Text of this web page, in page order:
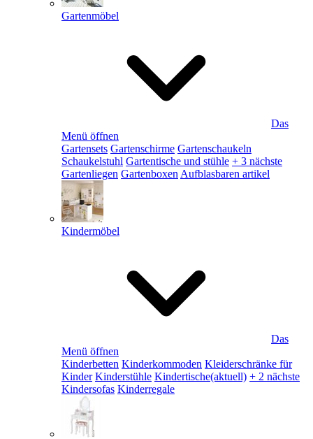
Gartenmöbel
Das
Menü öffnen
Gartensets Gartenschirme Gartenschaukeln
Schaukelstuhl Gartentische und stühle + 3 nächste
Gartenliegen Gartenboxen Aufblasbaren artikel
Kindermöbel
Das
Menü öffnen
Kinderbetten Kinderkommoden Kleiderschränke für
Kinder Kinderstühle Kindertische(aktuell) + 2 nächste
Kindersofas Kinderregale